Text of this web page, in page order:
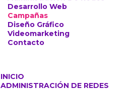
Desarrollo Web
Campañas
Diseño Gráfico
Videomarketing
Contacto
INICIO
ADMINISTRACIÓN DE REDES